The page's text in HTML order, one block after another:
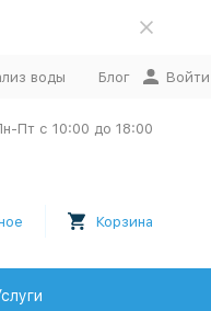
воды Блог Войти
Пт с 10:00 до 18:00
Корзина